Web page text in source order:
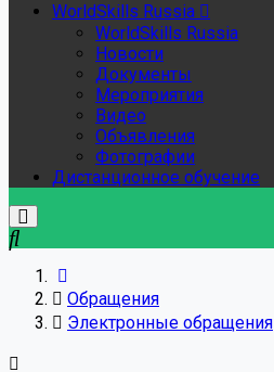
WorldSkills Russia
WorldSkills Russia
Новости
Документы
Мероприятия
Видео
Объявления
Фотографии
Дистанционное обучение
Обращения
Электронные обращения